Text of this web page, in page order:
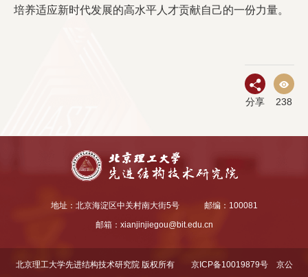
培养适应新时代发展的高水平人才贡献自己的一份力量。
分享 238
地址：北京海淀区中关村南大街5号
邮编：100081
邮箱： xianjinjiegou@bit.edu.cn
北京理工大学先进结构技术研究院 版权所有 京ICP备10019879号
京公